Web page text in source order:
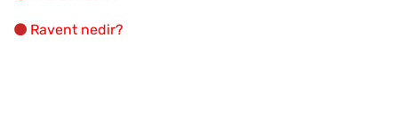
Ravent nedir?